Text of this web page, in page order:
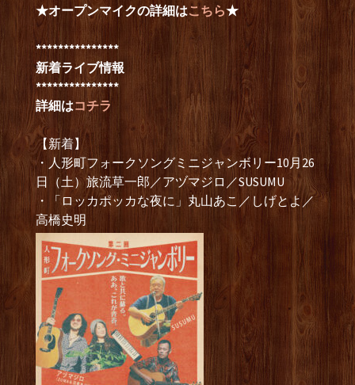
★オープンマイクの詳細はこちら★
***************
新着ライブ情報
***************
詳細はコチラ
【新着】
・人形町フォークソングミニジャンボリー10月26
日（土）旅流草一郎／アヅマジロ／SUSUMU
・「ロッカポッカな夜に」丸山あこ／しげとよ／
高橋史明